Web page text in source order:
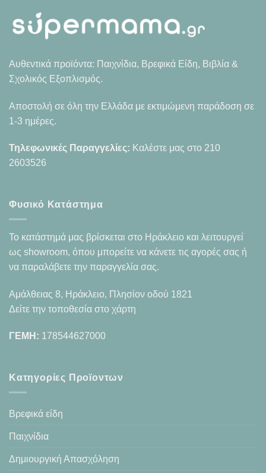
Αυθεντικά προϊόντα: Παιχνίδια, Βρεφικά Είδη, Βιβλία &
Σχολικός Εξοπλισμός.
Αποστολή σε όλη την Ελλάδα με εκτιμώμενη παράδοση σε
1-3 ημέρες.
Τηλεφωνικές Παραγγελίες: Καλέστε μας στο 210
2603526
Φυσικό Κατάστημα
Το κατάστημά μας βρίσκεται στο Ηράκλειο και λειτουργεί
ως showroom, όπου μπορείτε να κάνετε τις αγορές σας ή
να παραλάβετε την παραγγελία σας.
Αμάλθειας 8, Ηράκλειο, Πλησίον οδού 1821
Δείτε την τοποθεσία στο χάρτη
ΓΕΜΗ: 178544627000
Κατηγορίες Προϊοντων
Βρεφικά είδη
Παιχνίδια
Δημιουργική Απασχόληση